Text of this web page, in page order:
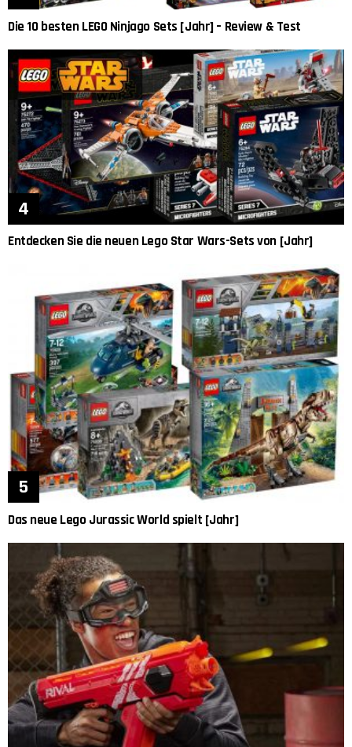
Die 10 besten LEGO Ninjago Sets [Jahr] – Review & Test
Entdecken Sie die neuen Lego Star Wars-Sets von [Jahr]
Das neue Lego Jurassic World spielt [Jahr]